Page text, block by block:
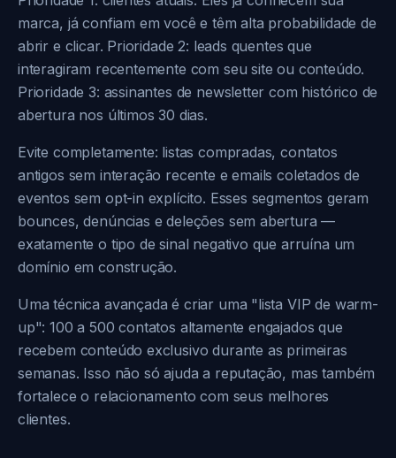
marca, já confiam em você e têm alta probabilidade de
abrir e clicar. Prioridade 2: leads quentes que
interagiram recentemente com seu site ou conteúdo.
Prioridade 3: assinantes de newsletter com histórico de
abertura nos últimos 30 dias.
Evite completamente: listas compradas, contatos
antigos sem interação recente e emails coletados de
eventos sem opt-in explícito. Esses segmentos geram
bounces, denúncias e deleções sem abertura —
exatamente o tipo de sinal negativo que arruína um
domínio em construção.
Uma técnica avançada é criar uma "lista VIP de warm-
up": 100 a 500 contatos altamente engajados que
recebem conteúdo exclusivo durante as primeiras
semanas. Isso não só ajuda a reputação, mas também
fortalece o relacionamento com seus melhores
clientes.